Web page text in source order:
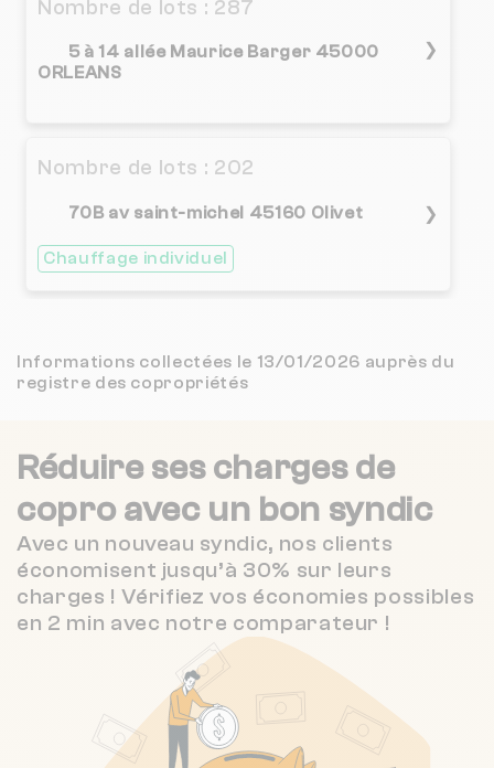
(140 avis)
Nombre de lots : 287
5 à 14 allée Maurice Barger 45000
ORLEANS
❯
Nombre de lots : 202
70B av saint-michel 45160 Olivet
Chauffage individuel
❯
65 à 163 rue des Frenes 45770 SARAN
Nombre de lots : 233
6 r la chevre qui danse 45000 Orléans
Chauffage collectif
Nombre de lots : 295
65 rte d'orleans 45380 La Chapelle-
Saint-Mesmin
Informations collectées le 13/01/2026 auprès du
registre des copropriétés
Réduire ses charges de
copro avec un bon syndic
Avec un nouveau syndic, nos clients
économisent jusqu’à 30% sur leurs
charges ! Vérifiez vos économies possibles
en 2 min avec notre comparateur !